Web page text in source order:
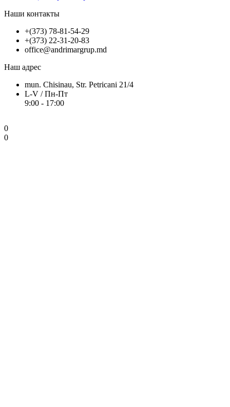
Наши контакты
+(373) 78-81-54-29
+(373) 22-31-20-83
office@andrimargrup.md
Наш адрес
mun. Chisinau, Str. Petricani 21/4
L-V / Пн-Пт
9:00 - 17:00
0
0